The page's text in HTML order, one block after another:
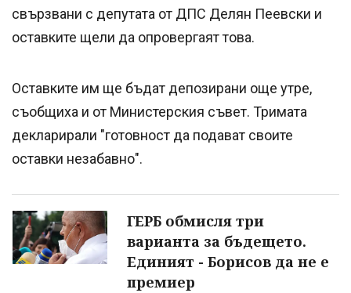
свързвани с депутата от ДПС Делян Пеевски и
оставките щели да опровергаят това.
Оставките им ще бъдат депозирани още утре,
съобщиха и от Министерския съвет. Тримата
декларирали "готовност да подават своите
оставки незабавно".
ГЕРБ обмисля три
варианта за бъдещето.
Единият - Борисов да не е
премиер